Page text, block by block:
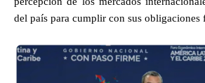
del país para cumplir con sus obligaciones